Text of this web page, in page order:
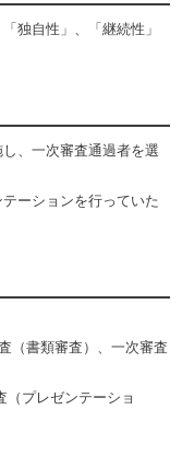
独自性」、「継続性」
、一次審査通過者を選
ーションを行っていた
（書類審査）、一次審査
プレゼンテーショ